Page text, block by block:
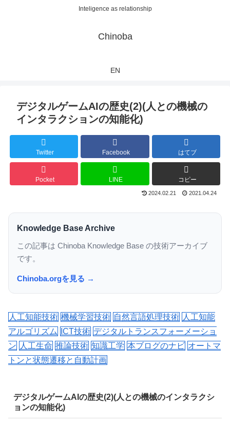
Inteligence as relationship
Chinoba
EN
デジタルゲームAIの歴史(2)(人との機械の
インタラクションの知能化)
Twitter Facebook はてブ
Pocket LINE コピー
2024.02.21 2021.04.24
Knowledge Base Archive
この記事は Chinoba Knowledge Base の技術アーカイブ
です。
Chinoba.orgを見る →
人工知能技術 機械学習技術 自然言語処理技術 人工知能
アルゴリズム
ICT技術 デジタルトランスフォーメーショ
ン 人工生命 推論技術 知識工学 本ブログのナビ オートマ
トンと状態遷移と自動計画
デジタルゲームAIの歴史(2)(人との機械のインタラクシ
ョンの知能化)